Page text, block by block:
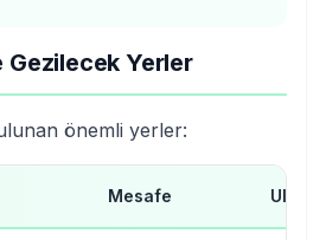
Gezilecek Yerler
önemli yerler:
Mesafe Ulaşım